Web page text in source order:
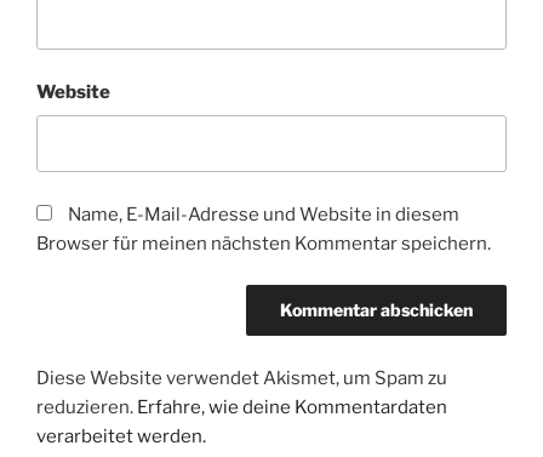
Website
Name, E-Mail-Adresse und Website in diesem
Browser für meinen nächsten Kommentar speichern.
Diese Website verwendet Akismet, um Spam zu
reduzieren. Erfahre, wie deine Kommentardaten
verarbeitet werden.